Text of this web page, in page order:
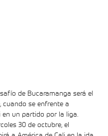
de Bucaramanga será el
cuando se enfrente a
en un partido por la liga.
30 de octubre, el